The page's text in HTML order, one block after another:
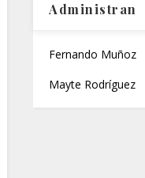
Administran
Fernando Muñoz
Mayte Rodríguez